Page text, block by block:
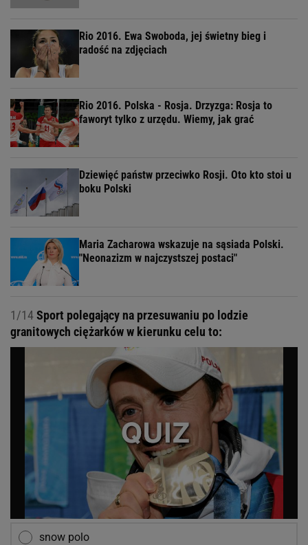
Rio 2016. Ewa Swoboda, jej świetny bieg i
radość na zdjęciach
Rio 2016. Polska - Rosja. Drzyzga: Rosja to
faworyt tylko z urzędu. Wiemy, jak grać
Dziewięć państw przeciwko Rosji. Oto kto stoi u
boku Polski
Maria Zacharowa wskazuje na sąsiada Polski.
"Neonazizm w najczystszej postaci"
1/14Sport polegający na przesuwaniu po lodzie
granitowych ciężarków w kierunku celu to:
snow polo